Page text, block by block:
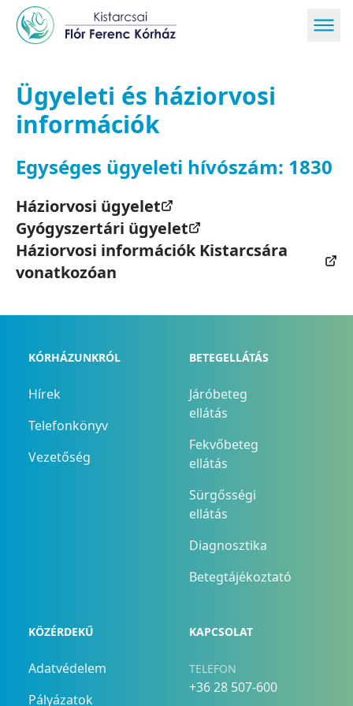
Ügyeleti és háziorvosi
információk
Egységes ügyeleti hívószám: 1830
Háziorvosi ügyelet
Gyógyszertári ügyelet
Háziorvosi információk Kistarcsára
vonatkozóan
KÓRHÁZUNKRÓL
Hírek
Telefonkönyv
Vezetőség
BETEGELLÁTÁS
Járóbeteg
ellátás
Fekvőbeteg
ellátás
Sürgősségi
ellátás
Diagnosztika
Betegtájékoztató
KÖZÉRDEKŰ
Adatvédelem
Pályázatok
KAPCSOLAT
TELEFON
+36 28 507-600